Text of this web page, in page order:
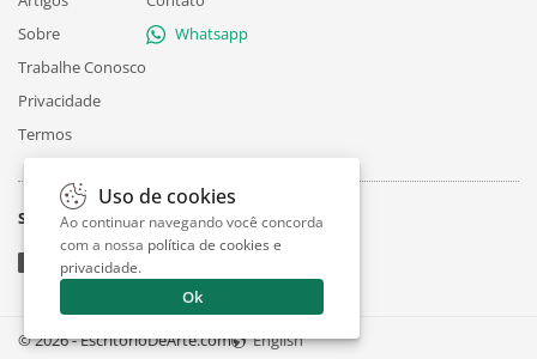
Sobre
Trabalhe Conosco
Privacidade
Termos
Whatsapp
Siga
© 2026 - EscritorioDeArte.com English
Uso de cookies
Ao continuar navegando você concorda
com a nossa política de cookies e
privacidade.
Ok